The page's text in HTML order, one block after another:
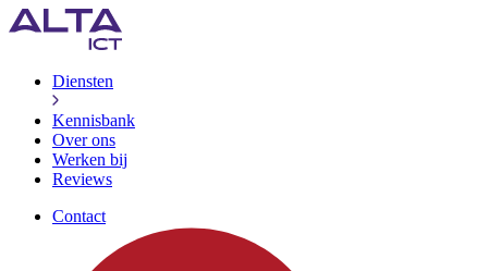
Diensten
Kennisbank
Over ons
Werken bij
Reviews
Contact